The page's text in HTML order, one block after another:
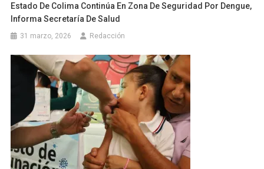
Estado De Colima Continúa En Zona De Seguridad Por Dengue,
Informa Secretaría De Salud
31 marzo, 2026 Redacción